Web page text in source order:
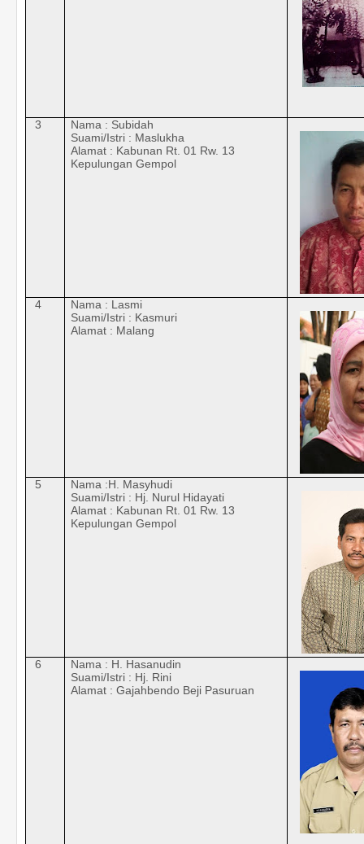
3
Nama : Subidah
Suami/Istri : Maslukha
Alamat : Kabunan Rt. 01 Rw. 13
Kepulungan Gempol
4
Nama : Lasmi
Suami/Istri : Kasmuri
Alamat : Malang
5
Nama :H. Masyhudi
Suami/Istri : Hj. Nurul Hidayati
Alamat : Kabunan Rt. 01 Rw. 13
Kepulungan Gempol
6
Nama : H. Hasanudin
Suami/Istri : Hj. Rini
Alamat : Gajahbendo Beji Pasuruan